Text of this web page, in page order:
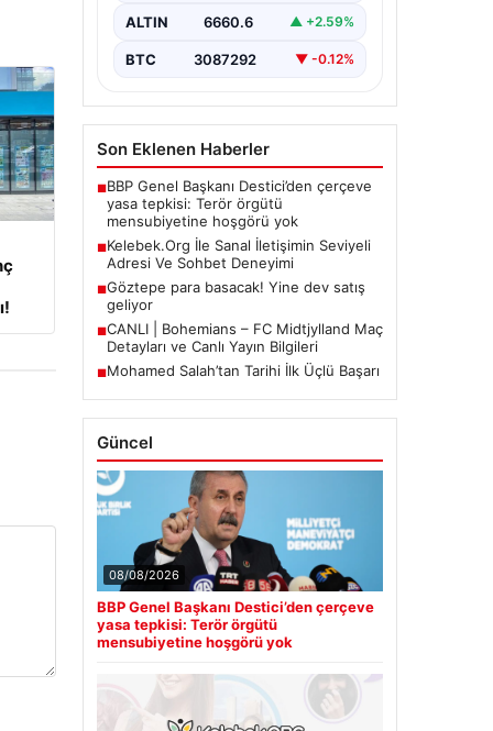
etmektedir. Halen…
ALTIN 6660.6 ▲ +2.59%
BTC 3087292 ▼ -0.12%
Son Eklenen Haberler
■BBP Genel Başkanı Destici’den çerçeve
yasa tepkisi: Terör örgütü
mensubiyetine hoşgörü yok
■Kelebek.Org İle Sanal İletişimin Seviyeli
Adresi Ve Sohbet Deneyimi
■Göztepe para basacak! Yine dev satış
geliyor
■CANLI | Bohemians – FC Midtjylland Maç
Detayları ve Canlı Yayın Bilgileri
■Mohamed Salah’tan Tarihi İlk Üçlü Başarı
Güncel
08/08/2026
BBP Genel Başkanı Destici’den çerçeve
yasa tepkisi: Terör örgütü
mensubiyetine hoşgörü yok